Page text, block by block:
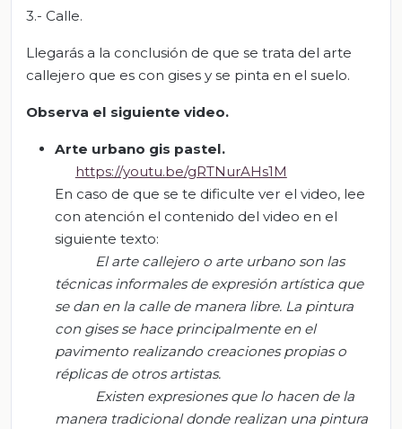
3.- Calle.
Llegarás a la conclusión de que se trata del arte
callejero que es con gises y se pinta en el suelo.
Observa el siguiente video.
Arte urbano gis pastel.
https://youtu.be/gRTNurAHs1M
En caso de que se te dificulte ver el video, lee
con atención el contenido del video en el
siguiente texto:
El arte callejero o arte urbano son las
técnicas informales de expresión artística que
se dan en la calle de manera libre. La pintura
con gises se hace principalmente en el
pavimento realizando creaciones propias o
réplicas de otros artistas.
Existen expresiones que lo hacen de la
manera tradicional donde realizan una pintura